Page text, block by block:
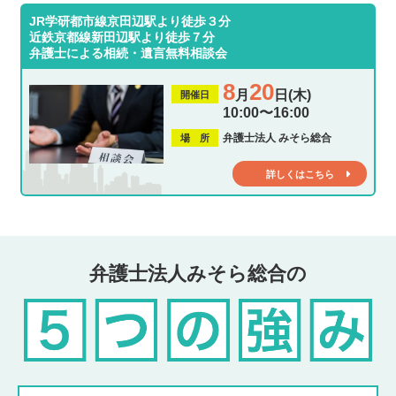
JR学研都市線京田辺駅より徒歩３分
近鉄京都線新田辺駅より徒歩７分
弁護士による相続・遺言無料相談会
開催日 8月 20日(木)
10:00〜16:00
場 所 弁護士法人 みそら総合
詳しくはこちら
弁護士法人みそら総合の